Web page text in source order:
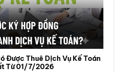
Được Thuê Dịch Vụ Kế Toán
Từ 01/7/2026